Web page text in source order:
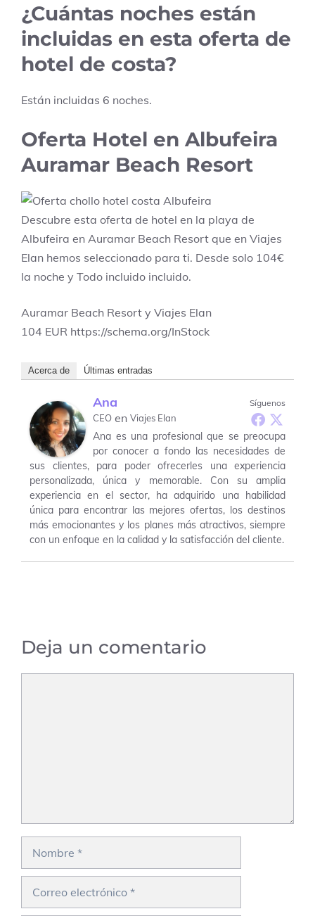
¿Cuántas noches están
incluidas en esta oferta de
hotel de costa?
Están incluidas 6 noches.
Oferta Hotel en Albufeira
Auramar Beach Resort
Descubre esta oferta de hotel en la playa de
Albufeira en Auramar Beach Resort que en Viajes
Elan hemos seleccionado para ti. Desde solo 104€
la noche y Todo incluido incluido.
Auramar Beach Resort y Viajes Elan
104 EUR https://schema.org/InStock
Acerca de Últimas entradas
Síguenos
Ana
CEO en Viajes Elan
Ana es una profesional que se preocupa
por conocer a fondo las necesidades de
sus clientes, para poder ofrecerles una experiencia
personalizada, única y memorable. Con su amplia
experiencia en el sector, ha adquirido una habilidad
única para encontrar las mejores ofertas, los destinos
más emocionantes y los planes más atractivos, siempre
con un enfoque en la calidad y la satisfacción del cliente.
Deja un comentario